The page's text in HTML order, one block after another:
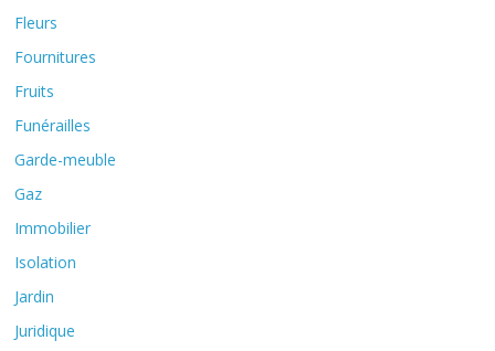
Fleurs
Fournitures
Fruits
Funérailles
Garde-meuble
Gaz
Immobilier
Isolation
Jardin
Juridique